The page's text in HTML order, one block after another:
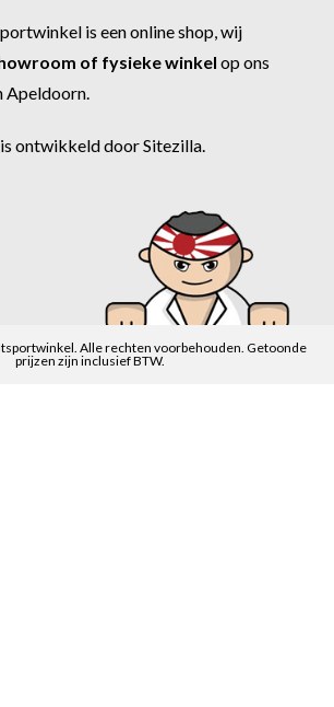
is een online shop, wij
of fysieke winkel op ons
Apeldoorn.
ontwikkeld doorSitezilla
Alle rechten voorbehouden. Getoonde
prijzen zijn inclusief BTW.